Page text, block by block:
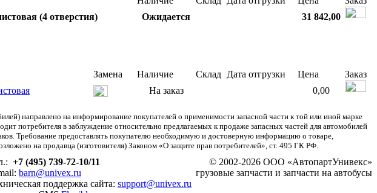
(4 отверстия) Ожидается 31 842,00
Замена Наличие Склад Дата отгрузки Цена
Заказ
На заказ 0,00
направлено на информирование покупателей о применимости запасной части к той или иной марке
потребителя в заблуждение относительно предлагаемых к продаже запасных частей для автомобилей
Требование предоставлять покупателю необходимую и достоверную информацию о товаре,
на продавца (изготовителя) Законом «О защите прав потребителей», ст. 495 ГК РФ.
+7 (495) 739-72-10/11
barn@univex.ru
поддержка сайта: support@univex.ru
© 2002-2026 ООО «АвтопартУнивекс»
грузовые запчасти и запчасти на автобусы